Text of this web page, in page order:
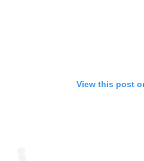
View this post